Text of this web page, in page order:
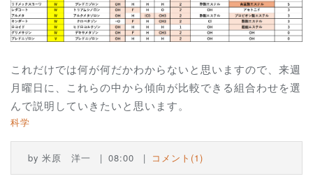
これだけでは何が何だかわからないと思いますので、来週
月曜日に、これらの中から傾向が比較できる組合わせを選
んで説明していきたいと思います。
科学
by 米原 洋一 08:00 コメント(1)